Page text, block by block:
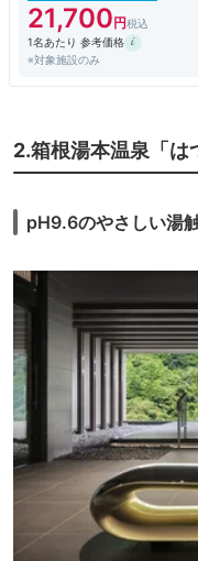
21,700
1名あたり 参考価格
※対象施設のみ
2.箱根湯本温泉「は
pH9.6のやさしい湯